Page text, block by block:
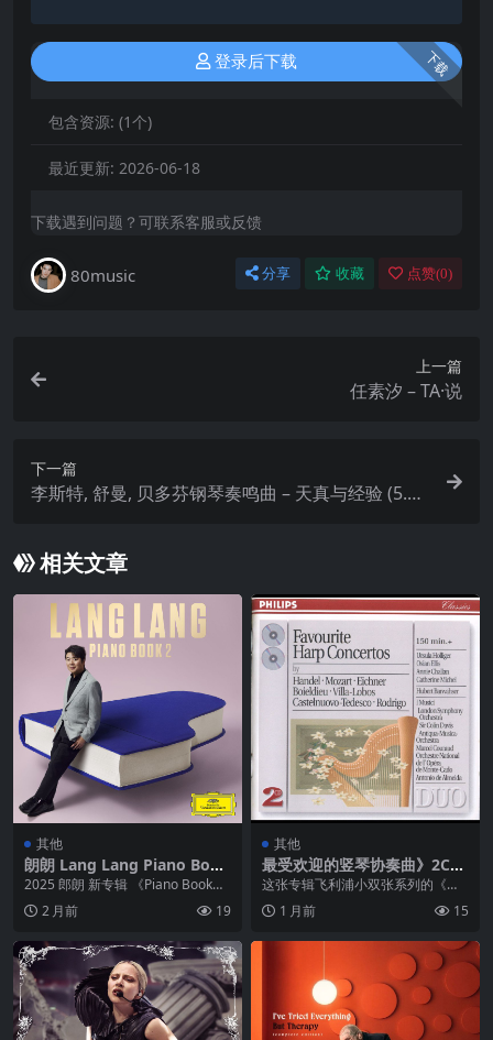
下载
登录后下载
包含资源: (1个)
最近更新: 2026-06-18
下载遇到问题？可联系客服或反馈
80music 分享 收藏 点赞(0)
上一篇
任素汐 – TA·说
下一篇
李斯特, 舒曼, 贝多芬钢琴奏鸣曲 – 天真与经验 (5.1C
相关文章
其他
朗朗 Lang Lang Piano Book
2 – 2025-10-17 FLAC 96kHz
24bit qobuz
2025 郎朗 新专辑 《Piano Book
2》 作为2019年专辑《Pia...
2 月前 19
其他
最受欢迎的竖琴协奏曲》2CD
WAV+CUE
这张专辑飞利浦小双张系列的《竖
琴协奏曲》，精选了七位作曲家最
受大众喜爱的竖琴协奏...
1 月前 15